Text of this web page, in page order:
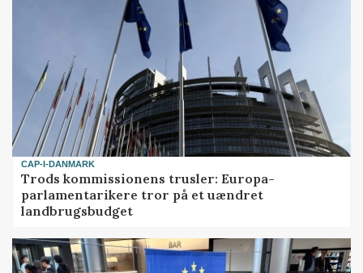
CAP-I-DANMARK
Trods kommissionens trusler: Europa-
parlamentarikere tror på et uændret
landbrugsbudget